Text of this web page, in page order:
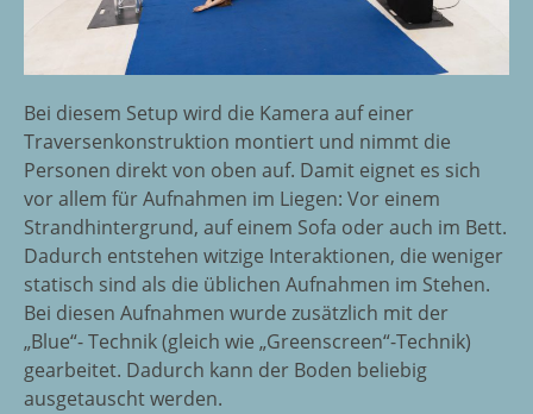
Bei diesem Setup wird die Kamera auf einer
Traversenkonstruktion montiert und nimmt die
Personen direkt von oben auf. Damit eignet es sich
vor allem für Aufnahmen im Liegen: Vor einem
Strandhintergrund, auf einem Sofa oder auch im Bett.
Dadurch entstehen witzige Interaktionen, die weniger
statisch sind als die üblichen Aufnahmen im Stehen.
Bei diesen Aufnahmen wurde zusätzlich mit der
„Blue“- Technik (gleich wie „Greenscreen“-Technik)
gearbeitet. Dadurch kann der Boden beliebig
ausgetauscht werden.